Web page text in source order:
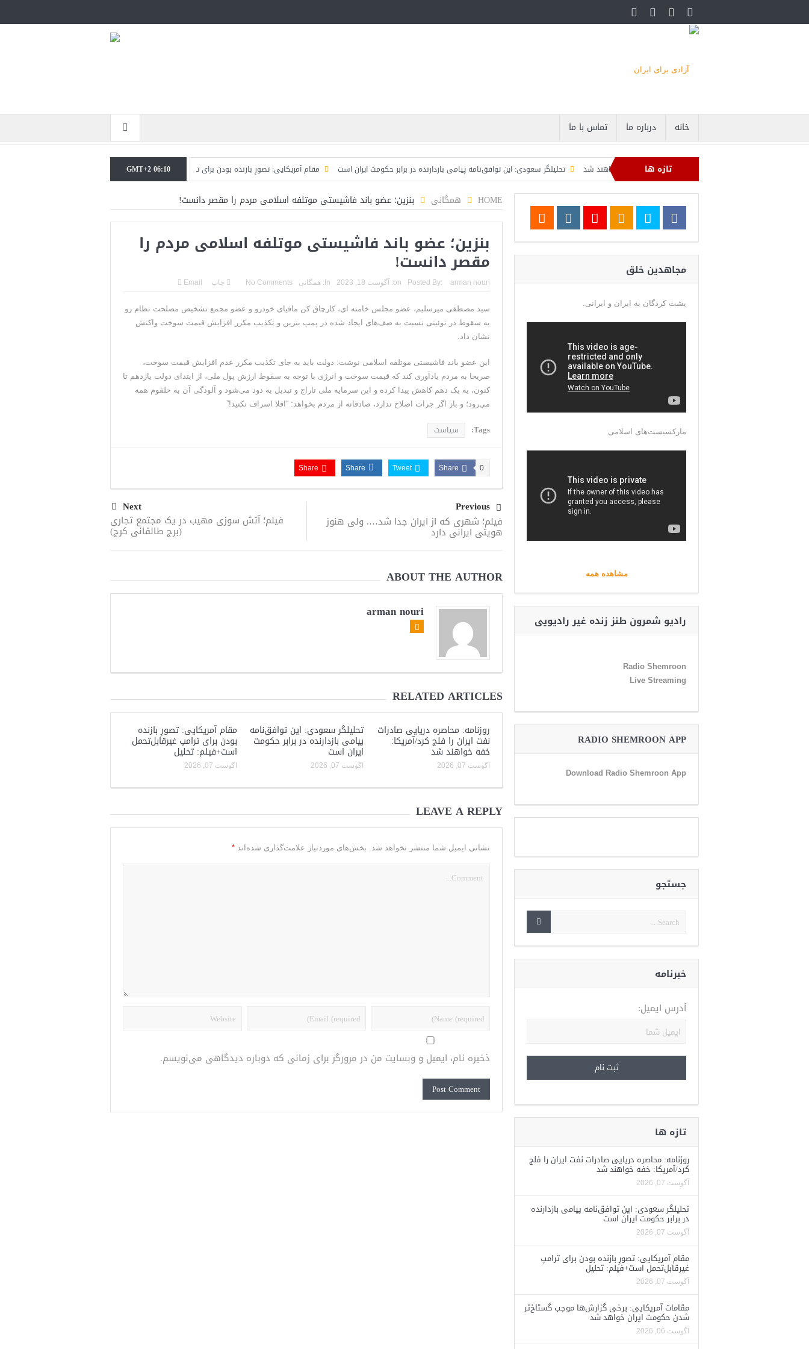
خانه درباره ما تماس با ما
تازه ها
دریایی صادرات نفت ایران را فلج کرد/آمریکا: خفه خواهند شد تحلیلگر سعودی: این توافق‌نامه پیامی بازدارنده در برابر حکومت ایران است مقام آمریکایی: تصورِ بازنده بودن برای ترامپ غیرقابل‌تحمل است+فیلم: تحلیل
عبدال السید اسرائیل‌ستیز، خبر خوبی برای جمهوری‌خواهان است
GMT+2 06:10
HOME همگانی بنزین؛ عضو باند فاشیستی موتلفه اسلامی مردم را مقصر دانست!
بنزین؛ عضو باند فاشیستی موتلفه اسلامی مردم را
مقصر دانست!
Posted By: arman nouri
on: آگوست 18, 2023 In: همگانی No Comments چاپ Email
سید مصطفی میرسلیم، عضو مجلس خامنه ای، کارچاق کن مافیای خودرو و عضو مجمع تشخیص مصلحت نظام رو
به سقوط در توئیتی نسبت به صف‌های ایجاد شده در پمپ بنزین و تکذیب مکرر افزایش قیمت سوخت واکنش
نشان داد.
این عضو باند فاشیستی موتلفه اسلامی نوشت: دولت باید به جای تکذیب مکرر عدم افزایش قیمت سوخت،
صریحا به ‎مردم یادآوری کند که قیمت سوخت و انرژی با توجه به سقوط ‎ارزش پول ملی، از ابتدای دولت یازدهم تا
کنون، به یک دهم کاهش پیدا کرده و این سرمایه ملی تاراج و تبدیل به دود می‌شود و آلودگی آن به حلقوم همه
می‌رود؛ و باز اگر جرات ‎اصلاح ندارد، صادقانه از مردم بخواهد: “اقلا ‎اسراف نکنید!”
Tags: سیاست
Share 0
Tweet
Share
Share
Previous
فیلم؛ شهری که از ایران جدا شد…. ولی هنوز
هویتی ایرانی دارد
Next
فیلم؛ آتش سوزی مهیب در یک مجتمع تجاری
(برج طالقانی کرج)
ABOUT THE AUTHOR
arman nouri
RELATED ARTICLES
روزنامه: محاصره دریایی صادرات
نفت ایران را فلج کرد/آمریکا:
خفه خواهند شد
آگوست 07, 2026
تحلیلگر سعودی: این توافق‌نامه
پیامی بازدارنده در برابر حکومت
ایران است
آگوست 07, 2026
مقام آمریکایی: تصورِ بازنده
بودن برای ترامپ غیرقابل‌تحمل
است+فیلم: تحلیل
آگوست 07, 2026
LEAVE A REPLY
نشانی ایمیل شما منتشر نخواهد شد. بخش‌های موردنیاز علامت‌گذاری شده‌اند *
ذخیره نام، ایمیل و وبسایت من در مرورگر برای زمانی که دوباره دیدگاهی می‌نویسم.
مجاهدین خلق
پشت کردگان به ایران و ایرانی.
مارکسیست‌های اسلامی
مشاهده همه
رادیو شمرون طنز زنده غیر رادیویی
Radio Shemroon
Live Streaming
RADIO SHEMROON APP
Download Radio Shemroon App
جستجو
خبرنامه
آدرس ایمیل:
تازه ها
روزنامه: محاصره دریایی صادرات نفت ایران را فلج
کرد/آمریکا: خفه خواهند شد
آگوست 07, 2026
تحلیلگر سعودی: این توافق‌نامه پیامی بازدارنده
در برابر حکومت ایران است
آگوست 07, 2026
مقام آمریکایی: تصورِ بازنده بودن برای ترامپ
غیرقابل‌تحمل است+فیلم: تحلیل
آگوست 07, 2026
مقامات آمریکایی: برخی گزارش‌ها موجب گستاخ‌تر
شدن حکومت ایران خواهد شد
آگوست 06, 2026